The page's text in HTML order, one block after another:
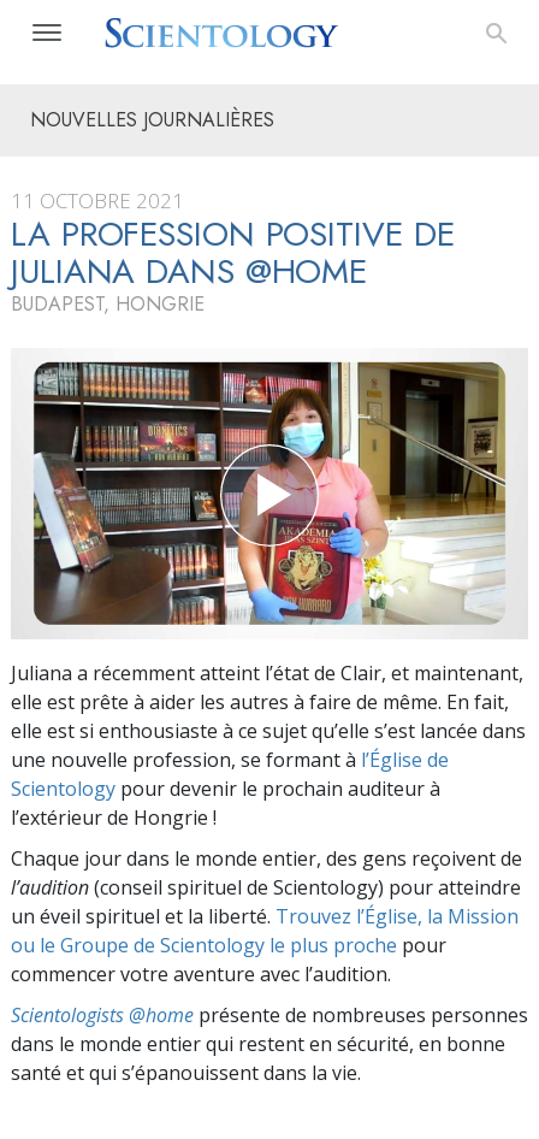
NOUVELLES JOURNALIÈRES
11 OCTOBRE 2021
LA PROFESSION POSITIVE DE
JULIANA DANS @HOME
BUDAPEST, HONGRIE
Juliana a récemment atteint l’état de Clair, et maintenant,
elle est prête à aider les autres à faire de même. En fait,
elle est si enthousiaste à ce sujet qu’elle s’est lancée dans
une nouvelle profession, se formant à l’Église de
Scientology pour devenir le prochain auditeur à
l’extérieur de Hongrie !
Chaque jour dans le monde entier, des gens reçoivent de
l’audition(conseil spirituel de Scientology) pour atteindre
un éveil spirituel et la liberté. Trouvez l’Église, la Mission
ou le Groupe de Scientology le plus proche pour
commencer votre aventure avec l’audition.
Scientologists @home présente de nombreuses personnes
dans le monde entier qui restent en sécurité, en bonne
santé et qui s’épanouissent dans la vie.